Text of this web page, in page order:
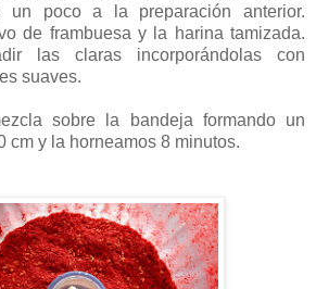
un poco a la preparación anterior.
de frambuesa y la harina tamizada.
las claras incorporándolas con
suaves.
sobre la bandeja formando un
cm y la horneamos 8 minutos.